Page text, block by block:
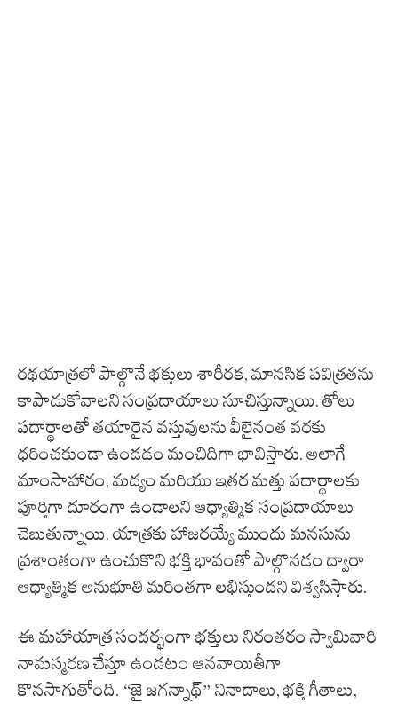
రథయాత్రలో పాల్గొనే భక్తులు శారీరక, మానసిక పవిత్రతను
కాపాడుకోవాలని సంప్రదాయాలు సూచిస్తున్నాయి. తోలు
పదార్థాలతో తయారైన వస్తువులను వీలైనంత వరకు
ధరించకుండా ఉండడం మంచిదిగా భావిస్తారు. అలాగే
మాంసాహారం, మద్యం మరియు ఇతర మత్తు పదార్థాలకు
పూర్తిగా దూరంగా ఉండాలని ఆధ్యాత్మిక సంప్రదాయాలు
చెబుతున్నాయి. యాత్రకు హాజరయ్యే ముందు మనసును
ప్రశాంతంగా ఉంచుకొని భక్తి భావంతో పాల్గొనడం ద్వారా
ఆధ్యాత్మిక అనుభూతి మరింతగా లభిస్తుందని విశ్వసిస్తారు.
ఈ మహాయాత్ర సందర్భంగా భక్తులు నిరంతరం స్వామివారి
నామస్మరణ చేస్తూ ఉండటం ఆనవాయితీగా
కొనసాగుతోంది. “జై జగన్నాథ్” నినాదాలు, భక్తి గీతాలు,